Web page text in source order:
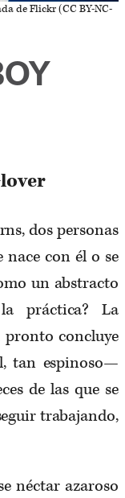
de Flickr (CC BY-NC-
dos personas
nace con él o se
un abstracto
práctica? La
pronto concluye
tan espinoso—
de las que se
trabajando,
néctar azaroso